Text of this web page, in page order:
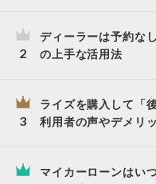
ディーラーは予約な
の上手な活用法
ライズを購入して「
利用者の声やデメリ
マイカーローンはい